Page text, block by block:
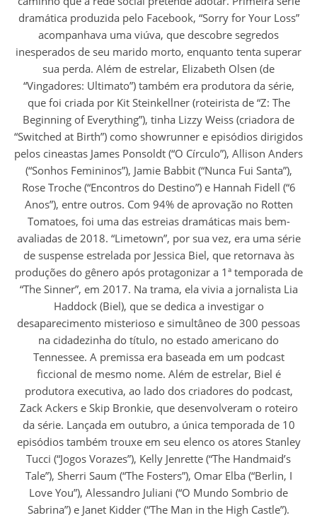
dramática produzida pelo Facebook, “Sorry for Your Loss”
acompanhava uma viúva, que descobre segredos
inesperados de seu marido morto, enquanto tenta superar
sua perda. Além de estrelar, Elizabeth Olsen (de
“Vingadores: Ultimato”) também era produtora da série,
que foi criada por Kit Steinkellner (roteirista de “Z: The
Beginning of Everything”), tinha Lizzy Weiss (criadora de
“Switched at Birth”) como showrunner e episódios dirigidos
pelos cineastas James Ponsoldt (“O Círculo”), Allison Anders
(“Sonhos Femininos”), Jamie Babbit (“Nunca Fui Santa”),
Rose Troche (“Encontros do Destino”) e Hannah Fidell (“6
Anos”), entre outros. Com 94% de aprovação no Rotten
Tomatoes, foi uma das estreias dramáticas mais bem-
avaliadas de 2018. “Limetown”, por sua vez, era uma série
de suspense estrelada por Jessica Biel, que retornava às
produções do gênero após protagonizar a 1ª temporada de
“The Sinner”, em 2017. Na trama, ela vivia a jornalista Lia
Haddock (Biel), que se dedica a investigar o
desaparecimento misterioso e simultâneo de 300 pessoas
na cidadezinha do título, no estado americano do
Tennessee. A premissa era baseada em um podcast
ficcional de mesmo nome. Além de estrelar, Biel é
produtora executiva, ao lado dos criadores do podcast,
Zack Ackers e Skip Bronkie, que desenvolveram o roteiro
da série. Lançada em outubro, a única temporada de 10
episódios também trouxe em seu elenco os atores Stanley
Tucci (“Jogos Vorazes”), Kelly Jenrette (“The Handmaid’s
Tale”), Sherri Saum (“The Fosters”), Omar Elba (“Berlin, I
Love You”), Alessandro Juliani (“O Mundo Sombrio de
Sabrina”) e Janet Kidder (“The Man in the High Castle”).